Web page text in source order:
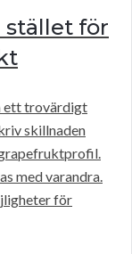
stället för
ett trovärdigt
skillnaden
med varandra.
för